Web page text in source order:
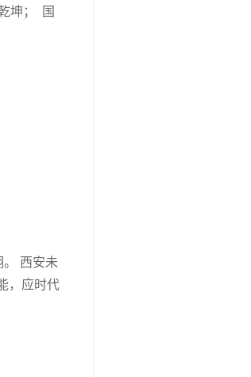
坤； 国
西安未
，应时代